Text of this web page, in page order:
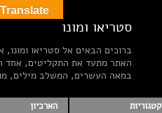
סטריאו ומונו
ברוכים הבאים אל סטריאו
האתר מתעד את התקליטים, אחד
במאה העשרים, המשלב מילים,
קטגוריות הארכיון
Translate »